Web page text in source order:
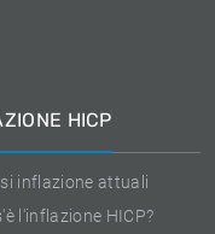
HICP
inflazione attuali
l'inflazione HICP?